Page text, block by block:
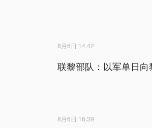
8月6日 14:42
联黎部队：以军单日
8月6日 16:39